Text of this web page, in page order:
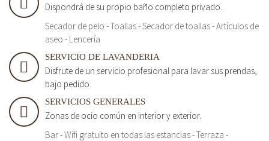
Dispondrá de su propio baño completo privado.
Secador de pelo - Toallas - Secador de toallas - Artículos de
aseo - Lencería
SERVICIO DE LAVANDERIA
Disfrute de un servicio profesional para lavar sus prendas,
bajo pedido.
SERVICIOS GENERALES
Zonas de ocio común en interior y exterior.
Bar - Wifi gratuito en todas las estancias - Terraza -